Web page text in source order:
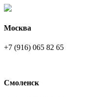
Москва
+7 (916) 065 82 65
Смоленск